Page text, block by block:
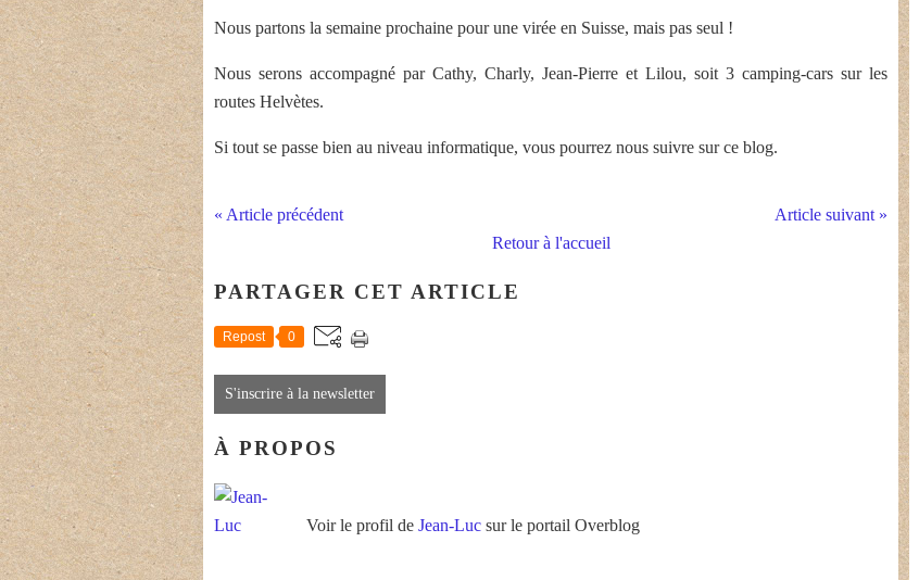
Nous partons la semaine prochaine pour une virée en Suisse, mais pas seul !
Nous serons accompagné par Cathy, Charly, Jean-Pierre et Lilou, soit 3 camping-cars sur les
routes Helvètes.
Si tout se passe bien au niveau informatique, vous pourrez nous suivre sur ce blog.
« Article précédent
Article suivant »
Retour à l'accueil
PARTAGER CET ARTICLE
Repost 0
S'inscrire à la newsletter
À PROPOS
Voir le profil de Jean-Luc sur le portail Overblog